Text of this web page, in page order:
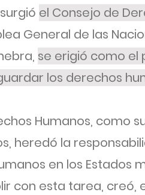
el Consejo de
General de las
se erigió como el
los derechos
Humanos, como
heredó la
en los Estados
con esta tarea,